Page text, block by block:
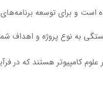
و برای توسعه برنامه‌های
به نوع پروژه و اهداف
کامپیوتر هستند که در